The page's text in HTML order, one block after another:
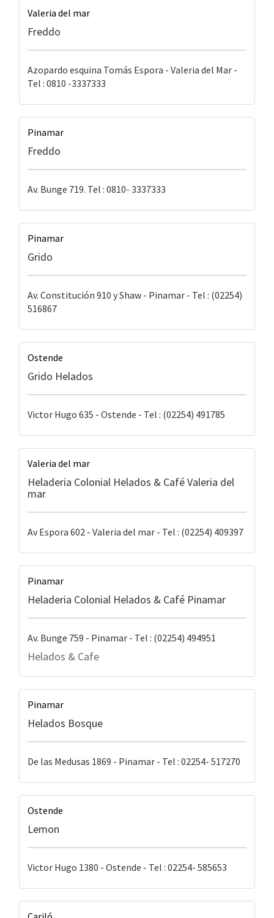
Valeria del mar
Freddo
Azopardo esquina Tomás Espora - Valeria del Mar -
Tel : 0810 -3337333
Pinamar
Freddo
Av. Bunge 719. Tel : 0810- 3337333
Pinamar
Grido
Av. Constitución 910 y Shaw - Pinamar - Tel : (02254)
516867
Ostende
Grido Helados
Victor Hugo 635 - Ostende - Tel : (02254) 491785
Valeria del mar
Heladeria Colonial Helados & Café Valeria del
mar
Av Espora 602 - Valeria del mar - Tel : (02254) 409397
Pinamar
Heladeria Colonial Helados & Café Pinamar
Av. Bunge 759 - Pinamar - Tel : (02254) 494951
Helados & Cafe
Pinamar
Helados Bosque
De las Medusas 1869 - Pinamar - Tel : 02254- 517270
Ostende
Lemon
Victor Hugo 1380 - Ostende - Tel : 02254- 585653